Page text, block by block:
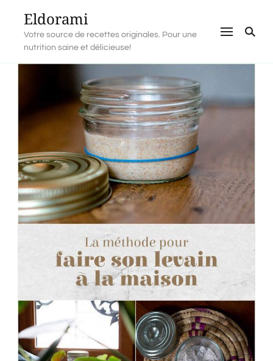
Eldorami
Votre source de recettes originales. Pour une
nutrition saine et délicieuse!